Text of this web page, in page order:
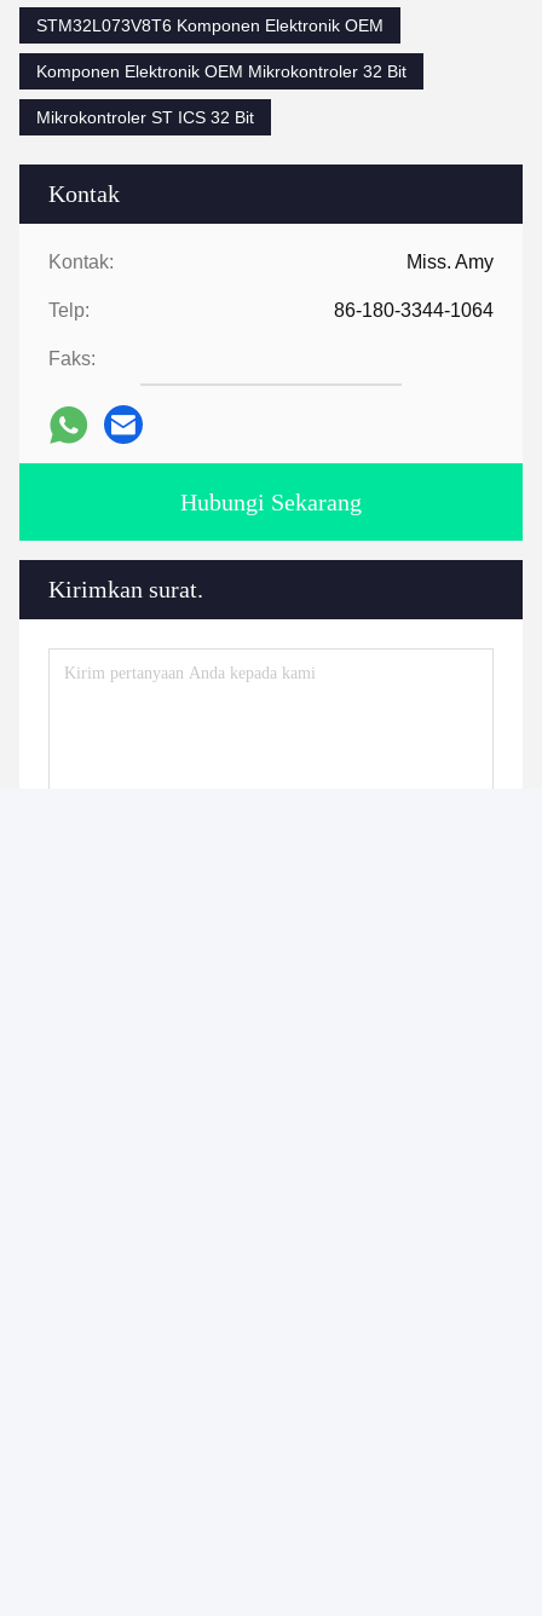
Kontak
Kontak: Miss. Amy
Telp: 86-180-3344-1064
Faks:
Hubungi Sekarang
Kirimkan surat.
STM32L073V8T6 Komponen Elektronik OEM
Komponen Elektronik OEM Mikrokontroler 32 Bit
Mikrokontroler ST ICS 32 Bit